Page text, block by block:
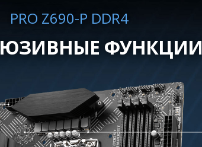
PRO Z690-P DDR4
ФУНКЦИИ